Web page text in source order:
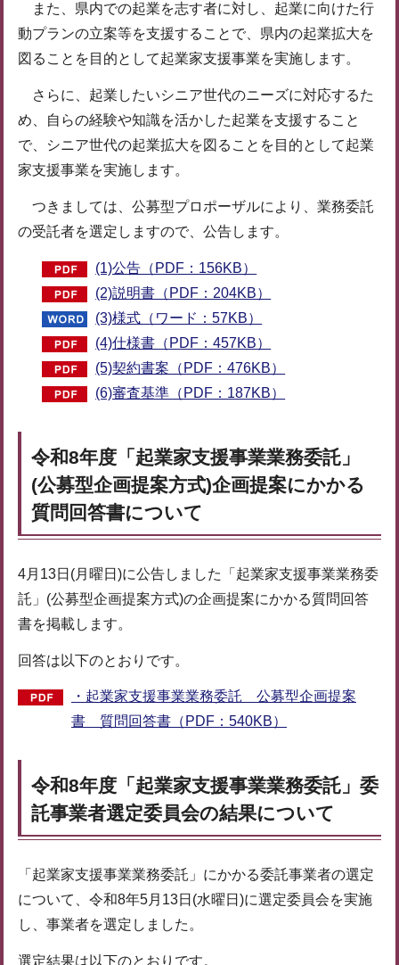
また、県内での起業を志す者に対し、起業に向けた行
動プランの立案等を支援することで、県内の起業拡大を
図ることを目的として起業家支援事業を実施します。
さらに、起業したいシニア世代のニーズに対応するた
め、自らの経験や知識を活かした起業を支援すること
で、シニア世代の起業拡大を図ることを目的として起業
家支援事業を実施します。
つきましては、公募型プロポーザルにより、業務委託
の受託者を選定しますので、公告します。
(1)公告（PDF：156KB）
(2)説明書（PDF：204KB）
(3)様式（ワード：57KB）
(4)仕様書（PDF：457KB）
(5)契約書案（PDF：476KB）
(6)審査基準（PDF：187KB）
令和8年度「起業家支援事業業務委託」
(公募型企画提案方式)企画提案にかかる
質問回答書について
4月13日(月曜日)に公告しました「起業家支援事業業務委
託」(公募型企画提案方式)の企画提案にかかる質問回答
書を掲載します。
回答は以下のとおりです。
・起業家支援事業業務委託 公募型企画提案
書 質問回答書（PDF：540KB）
令和8年度「起業家支援事業業務委託」委
託事業者選定委員会の結果について
「起業家支援事業業務委託」にかかる委託事業者の選定
について、令和8年5月13日(水曜日)に選定委員会を実施
し、事業者を選定しました。
選定結果は以下のとおりです。